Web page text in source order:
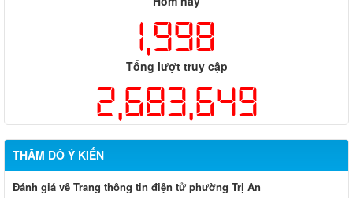
1,998
Tổng lượt truy cập
2,683,649
THĂM DÒ Ý KIẾN
Đánh giá về Trang thông tin điện tử phường Trị An